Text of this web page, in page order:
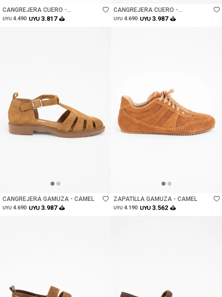
CANGREJERA CUERO -
CHOCOLATE
UYU 4.490 UYU 3.817
CANGREJERA CUERO -
CHOCOLATE
UYU 4.690 UYU 3.987
CANGREJERA GAMUZA - CAMEL
UYU 4.690 UYU 3.987
ZAPATILLA GAMUZA - CAMEL
UYU 4.190 UYU 3.562